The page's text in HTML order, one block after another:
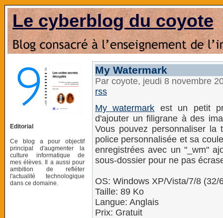
Le cyberblog du coyote
Editorial
Ce blog a pour objectif
principal d'augmenter la
culture informatique de
mes élèves. Il a aussi pour
ambition de refléter
l'actualité technologique
dans ce domaine.
My Watermark
Par coyote, jeudi 8 novembre
rss
My watermark est un petit
d'ajouter un filigrane à des
Vous pouvez personnaliser
police personnalisée et sa
enregistrées avec un "_wm"
sous-dossier pour ne pas
OS: Windows XP/Vista/7/8 (32/
Taille: 89 Ko
Langue: Anglais
Prix: Gratuit